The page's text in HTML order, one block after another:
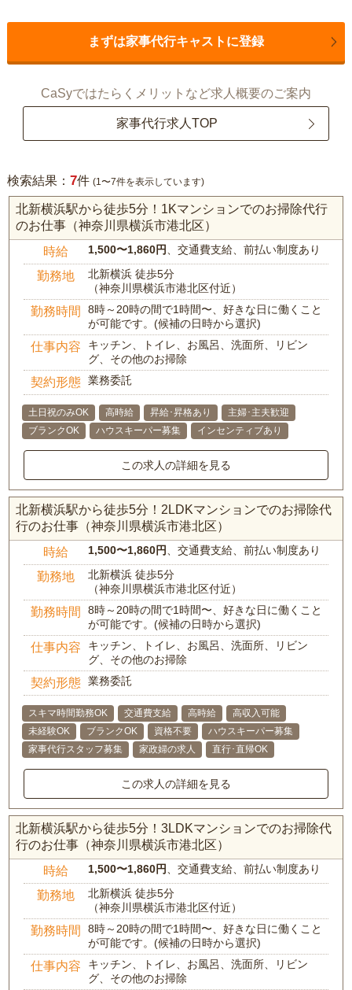
まずは家事代行キャストに登録
CaSyではたらくメリットなど求人概要のご案内
家事代行求人TOP
検索結果： 7件 (1〜7件を表示しています)
北新横浜駅から徒歩5分！1Kマンションでのお掃除代行
のお仕事（神奈川県横浜市港北区）
時給 1,500〜1,860円 、交通費支給、前払い制度あり
勤務地
北新横浜 徒歩5分
（神奈川県横浜市港北区付近）
勤務時間
8時～20時の間で1時間〜、好きな日に働くこと
が可能です。(候補の日時から選択)
仕事内容
キッチン、トイレ、お風呂、洗面所、リビン
グ、その他のお掃除
契約形態 業務委託
土日祝のみOK 高時給 昇給･昇格あり
主婦･主夫歓迎
ブランクOK
ハウスキーパー募集 インセンティブあり
この求人の詳細を見る
北新横浜駅から徒歩5分！2LDKマンションでのお掃除代
行のお仕事（神奈川県横浜市港北区）
時給 1,500〜1,860円 、交通費支給、前払い制度あり
勤務地
北新横浜 徒歩5分
（神奈川県横浜市港北区付近）
勤務時間
8時～20時の間で1時間〜、好きな日に働くこと
が可能です。(候補の日時から選択)
仕事内容
キッチン、トイレ、お風呂、洗面所、リビン
グ、その他のお掃除
契約形態 業務委託
スキマ時間勤務OK 交通費支給 高時給
高収入可能
未経験OK
ブランクOK 資格不要
ハウスキーパー募集
家事代行スタッフ募集
家政婦の求人 直行･直帰OK
この求人の詳細を見る
北新横浜駅から徒歩5分！3LDKマンションでのお掃除代
行のお仕事（神奈川県横浜市港北区）
時給 1,500〜1,860円 、交通費支給、前払い制度あり
勤務地
北新横浜 徒歩5分
（神奈川県横浜市港北区付近）
勤務時間
8時～20時の間で1時間〜、好きな日に働くこと
が可能です。(候補の日時から選択)
仕事内容
キッチン、トイレ、お風呂、洗面所、リビン
グ、その他のお掃除